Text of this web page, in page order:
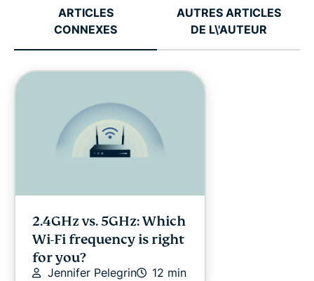
ARTICLES
CONNEXES
AUTRES ARTICLES
DE L\'AUTEUR
2.4GHz vs. 5GHz: Which
Wi-Fi frequency is right
for you?
Jennifer Pelegrin 12 min